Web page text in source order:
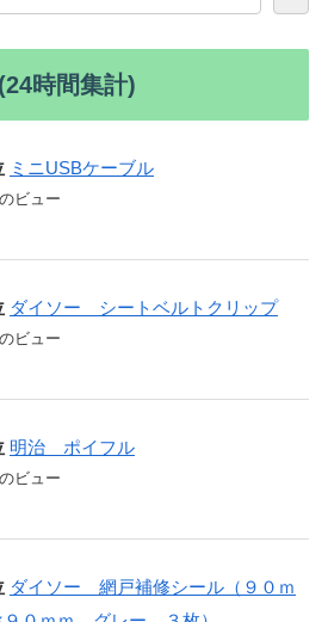
時間集計)
ミニUSBケーブル
ビュー
ダイソー シートベルトクリップ
ビュー
明治 ポイフル
ビュー
ダイソー 網戸補修シール（９０ｍ